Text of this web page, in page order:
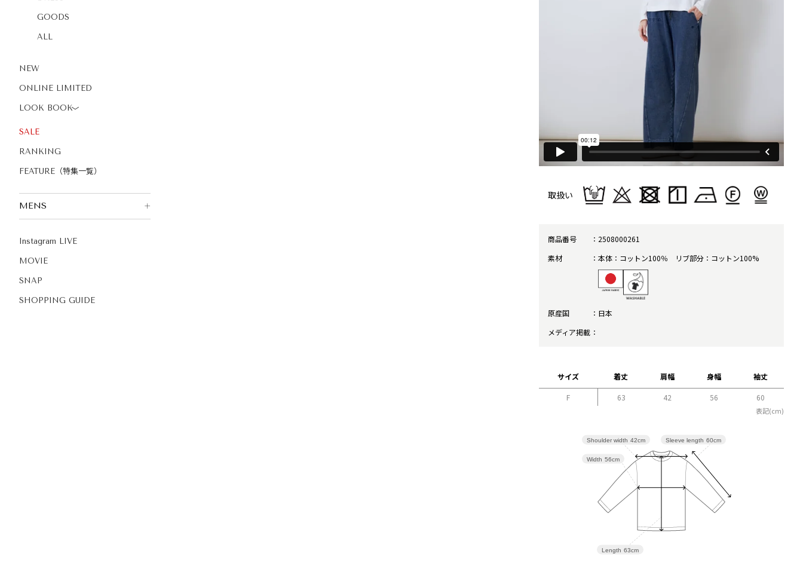
GOODS
ALL
NEW
ONLINE LIMITED
LOOK BOOK〉
SALE
RANKING
FEATURE（特集一覧）
MENS
Instagram LIVE
MOVIE
SNAP
SHOPPING GUIDE
取扱い
商品番号
2508000261
素材
本体：コットン100％ リブ部分：コットン100%
原産国
日本
メディア掲載
サイズ 着丈 肩幅 身幅 袖丈
F 63 42 56 60
表記(cm)
Sleeve length 60cm
Length 63cm
Width 56cm
Shoulder width 42cm